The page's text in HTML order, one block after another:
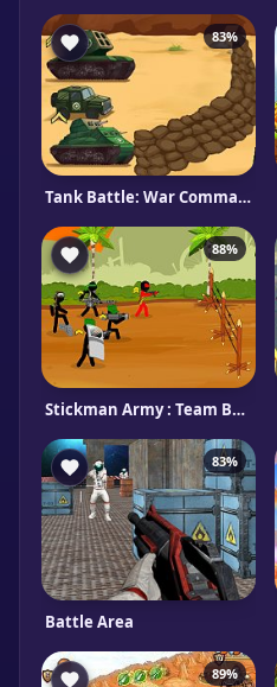
83%
Tank Battle: War Commander
88%
Stickman Army : Team Battle
83%
Battle Area
89%